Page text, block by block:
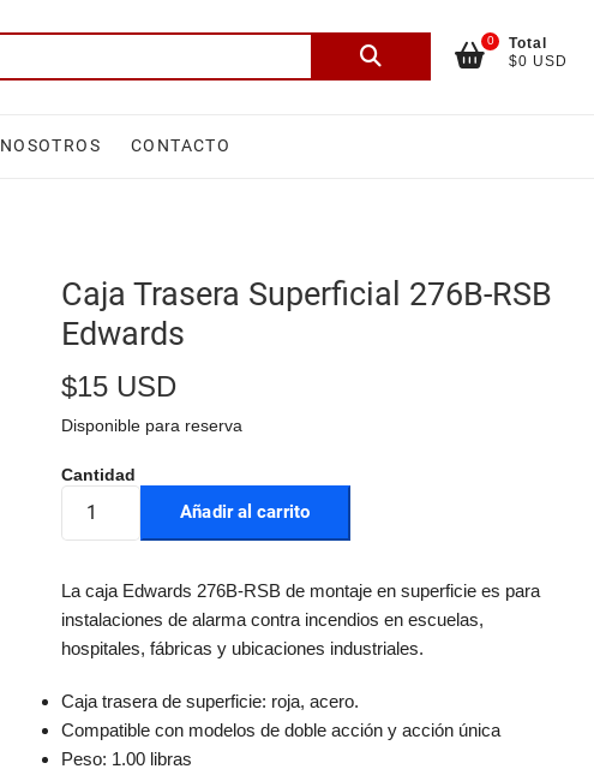
Buscar
por:
0
Total
$0 USD
NOSOTROS CONTACTO
Caja Trasera Superficial 276B-RSB
Edwards
$15 USD
Disponible para reserva
Añadir al carrito
La caja Edwards 276B-RSB de montaje en superficie es para
instalaciones de alarma contra incendios en escuelas,
hospitales, fábricas y ubicaciones industriales.
Caja trasera de superficie: roja, acero.
Compatible con modelos de doble acción y acción única
Peso: 1.00 libras